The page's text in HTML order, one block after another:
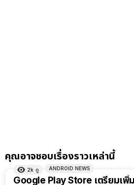
คุณอาจชอบเรื่องราวเหล่านี้
2k ดู ANDROID NEWS
Google Play Store เตรียมเพิ่